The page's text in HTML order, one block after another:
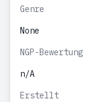
Genre
None
NGP-Bewertung
n/A
Erstellt